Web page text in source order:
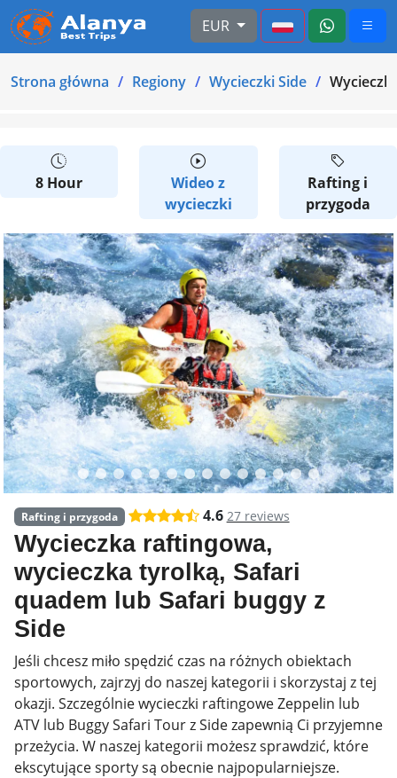
EUR
Strona główna Regiony Wycieczki Side
8 Hour
Wideo z
wycieczki
Rafting i
przygoda
Rafting i przygoda 4.6 27 reviews
Wycieczka raftingowa,
wycieczka tyrolką, Safari
quadem lub Safari buggy z
Side
Jeśli chcesz miło spędzić czas na różnych obiektach
sportowych, zajrzyj do naszej kategorii i skorzystaj z tej
okazji. Szczególnie wycieczki raftingowe Zeppelin lub
ATV lub Buggy Safari Tour z Side zapewnią Ci przyjemne
przeżycia. W naszej kategorii możesz sprawdzić, które
ekscytujące sporty są obecnie najpopularniejsze.